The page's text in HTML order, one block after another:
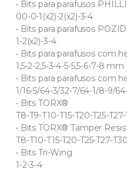
• Bits para parafusos
00-0-1(x2)-2(x2)-3-4
• Bits para parafusos
1-2(x2)-3-4
• Bits para parafusos com
1,5-2-2,5-3-4-5-5,5-6-7-8 mm
• Bits para parafusos com
1/16-5/64-3/32-7/64-1/8-9/
• Bits TORX®
T8-T9-T10-T15-T20-T25-
• Bits TORX® Tamper
T8-T10-T15-T20-T25-T27-
• Bits Tri-Wing
1-2-3-4